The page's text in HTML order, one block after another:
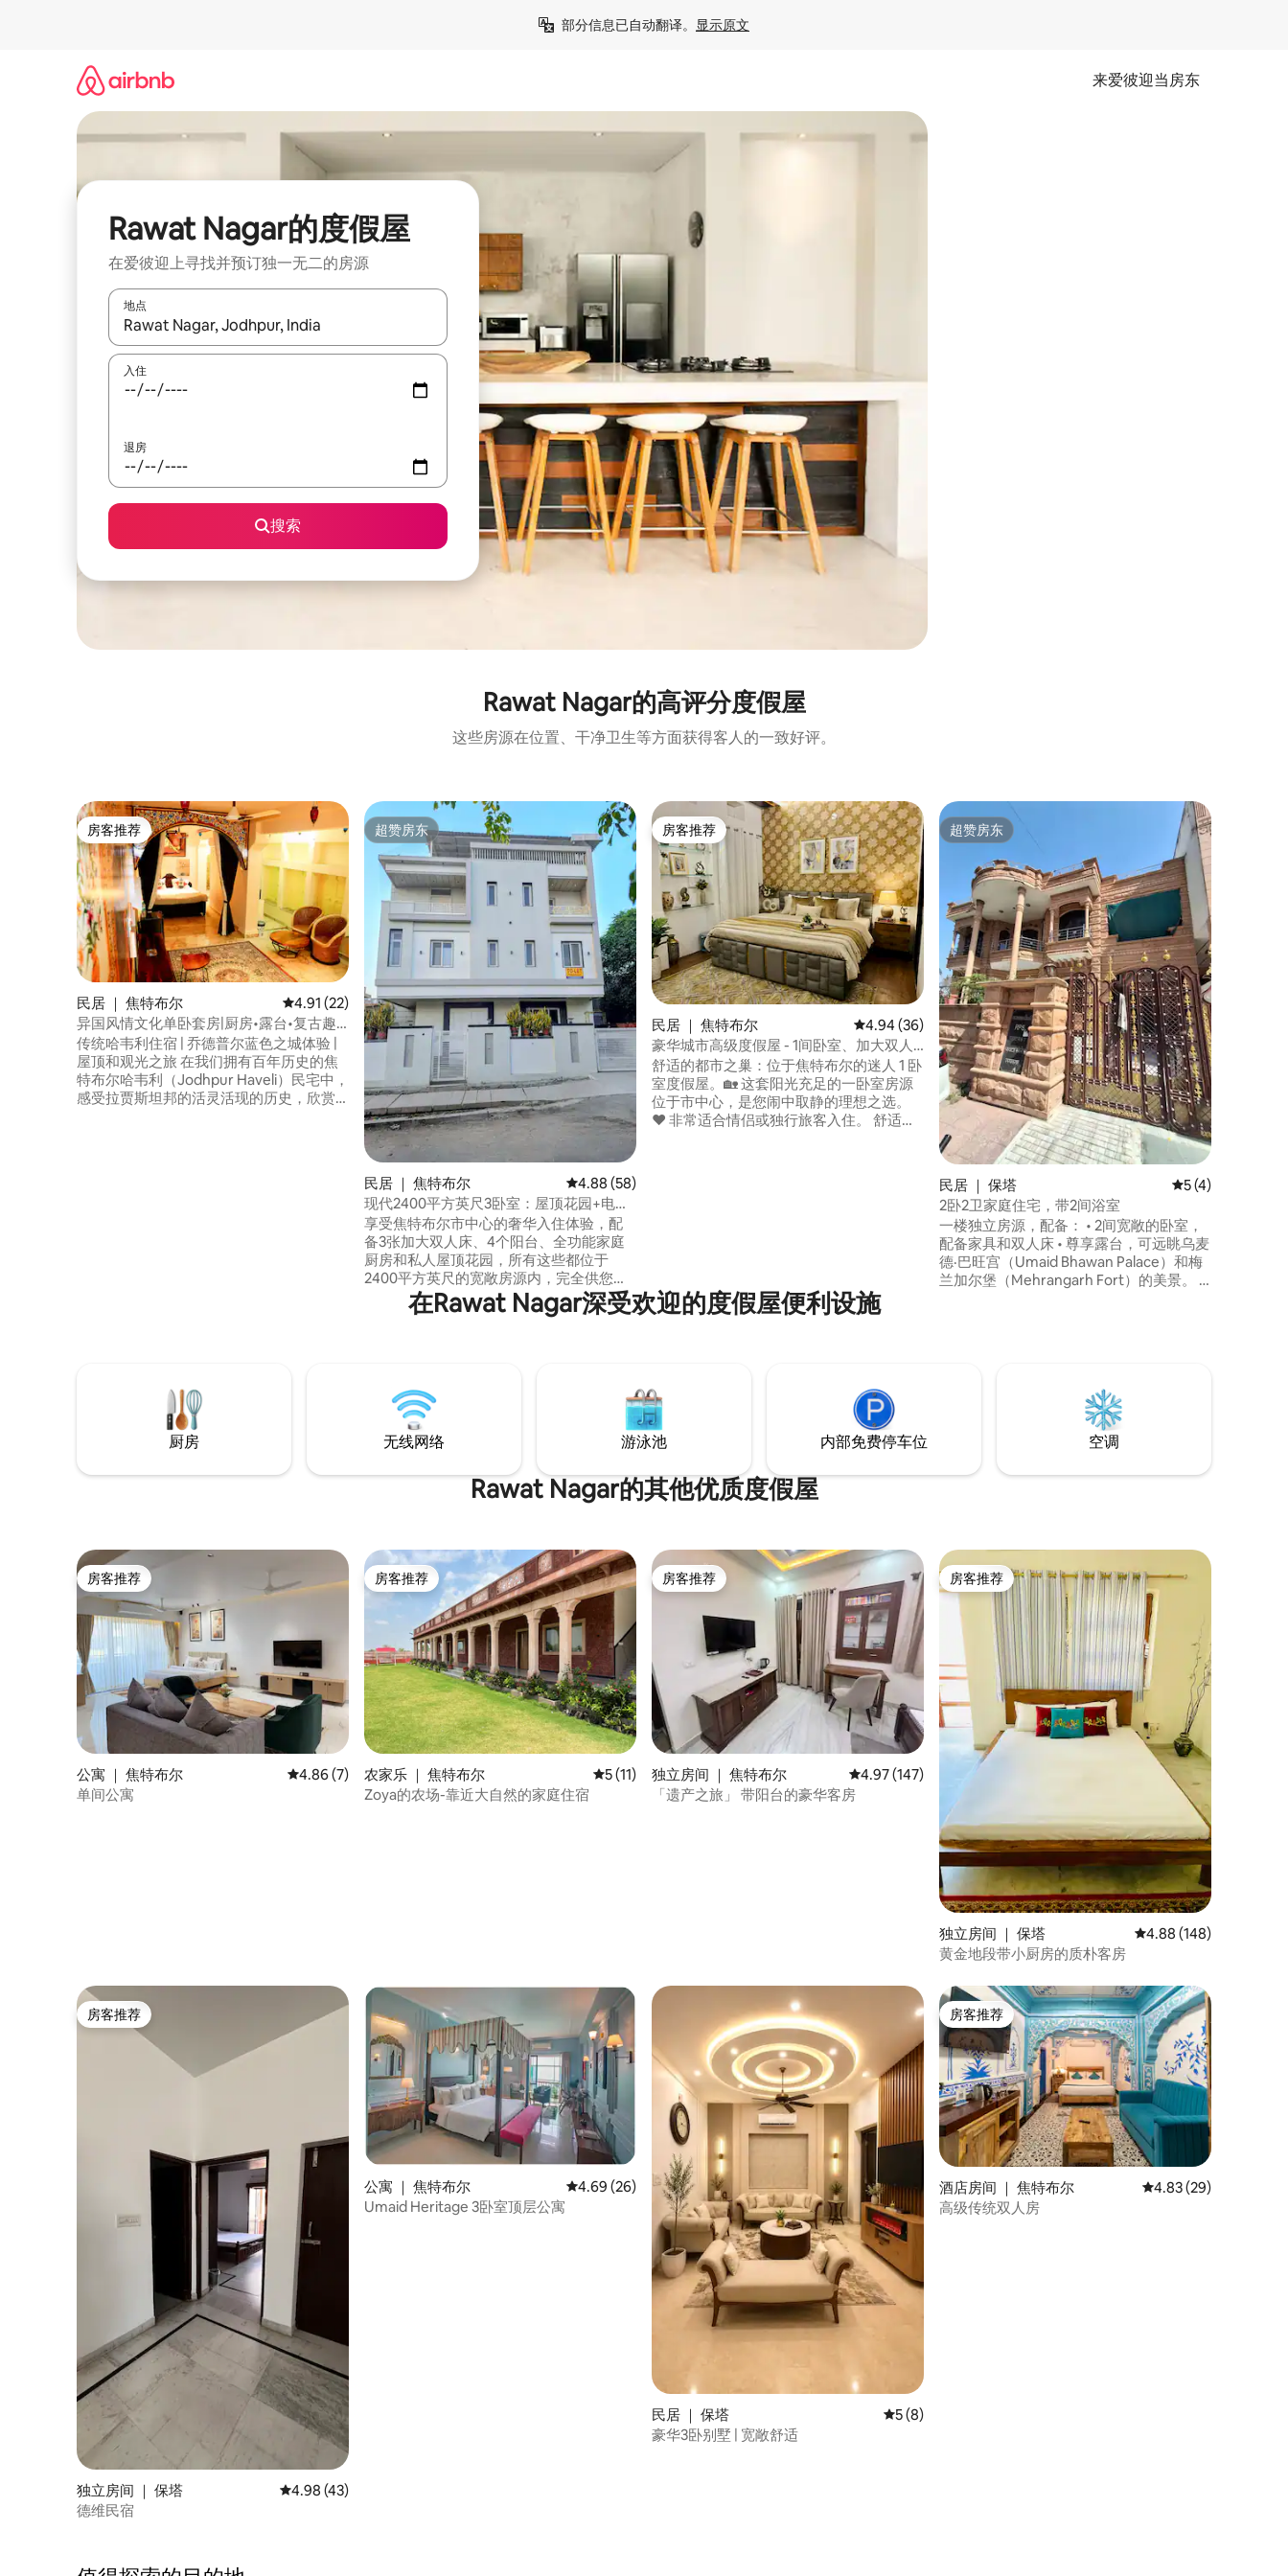
部分信息已自动翻译。 显示原文
来爱彼迎当房东
Rawat Nagar的度假屋
在爱彼迎上寻找并预订独一无二的房源
地点
如有搜索结果，请使用上下方向键查看，或通过点击或滑动手势浏览。
入住
退房
搜索
Rawat Nagar的高评分度假屋
这些房源在位置、干净卫生等方面获得客人的一致好评。
房客推荐
房客推荐
民居 ｜ 焦特布尔 平均评分 4.91 分（满分 5 分），共 22 条评价
4.91 (22)
异国风情文化单卧套房|厨房•露台•复古趣
味
传统哈韦利住宿 | 乔德普尔蓝色之城体验 |
屋顶和观光之旅 在我们拥有百年历史的焦
特布尔哈韦利（Jodhpur Haveli）民宅中，
感受拉贾斯坦邦的活灵活现的历史，欣赏
超赞房东
超赞房东
民居 ｜ 焦特布尔 平均评分 4.88 分（满分 5 分），共 58 条评价
4.88 (58)
现代2400平方英尺3卧室：屋顶花园+电梯
+停车位
享受焦特布尔市中心的奢华入住体验，配
备3张加大双人床、4个阳台、全功能家庭
厨房和私人屋顶花园，所有这些都位于
2400平方英尺的宽敞房源内，完全供您享
尔堡（Mehrangarh Fort）- 4公里 机场 - 8
公里 火车站 - 5公里
房客推荐
房客推荐
民居 ｜ 焦特布尔 平均评分 4.94 分（满分 5 分），共 36 条评价
4.94 (36)
豪华城市高级度假屋 - 1间卧室、加大双人
床、浴室、厨房
舒适的都市之巢：位于焦特布尔的迷人 1 卧
室度假屋。🏡 这套阳光充足的一卧室房源
位于市中心，是您闹中取静的理想之选。
❤️ 非常适合情侣或独行旅客入住。 舒适的
超赞房东
超赞房东
民居 ｜ 保塔 平均评分 5 分（
5 (4)
2卧2卫家庭住宅，带2间浴室
一楼独立房源，配备： • 2间宽敞的卧室，
配备家具和双人床 • 尊享露台，可远眺乌麦
德·巴旺宫（Umaid Bhawan Palace）和梅
兰加尔堡（Mehrangarh Fort）的美景。 •
在Rawat Nagar深受欢迎的度假屋便利设施
厨房 无线网络 游泳池 内部免费停车位 空调
Rawat Nagar的其他优质度假屋
房客推荐
房客推荐
公寓 ｜ 焦特布尔 平均评分 4.86 分（满分 5 分），共 7 条评价
4.86 (7)
单间公寓
房客推荐
房客推荐
农家乐 ｜ 焦特布尔 平均评分 5 分（满分 5 分），共 11 条评价
5 (11)
Zoya的农场-靠近大自然的家庭住宿
房客推荐
房客推荐
独立房间 ｜ 焦特布尔 平均评分 4.97 分（满分 5 分），共 147 条评价
4.97 (147)
「遗产之旅」 带阳台的豪华客房
房客推荐
房客推荐
独立房间 ｜ 保塔 平均评分 4.88 分（满
4.88 (148)
黄金地段带小厨房的质朴客房
房客推荐
房客推荐
独立房间 ｜ 保塔 平均评分 4.98 分（满分 5 分），共 43 条评价
4.98 (43)
德维民宿
公寓 ｜ 焦特布尔 平均评分 4.69 分（满分 5 分），共 26 条评价
4.69 (26)
Umaid Heritage 3卧室顶层公寓
民居 ｜ 保塔 平均评分 5 分（满分 5 分），共 8 条评价
5 (8)
豪华3卧别墅 | 宽敞舒适
房客推荐
房客推荐
酒店房间 ｜ 焦特布尔 平均评分 4.83 分（满
4.83 (29)
高级传统双人房